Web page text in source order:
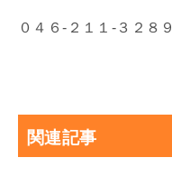
０４６-２１１-３２８９
関連記事